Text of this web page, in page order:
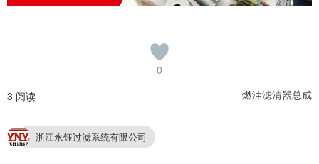
0
3 阅读
燃油滤清器总成
浙江永钰过滤系统有限公司